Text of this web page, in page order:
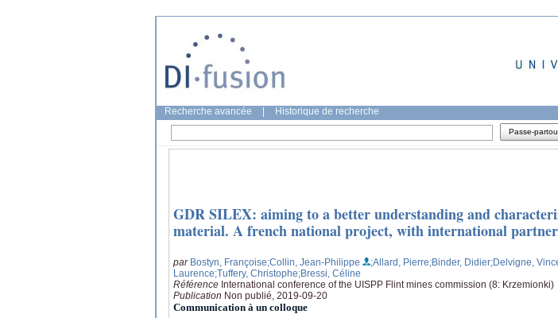
Recherche avancée Historique de recherche
Passe-
GDR SILEX: aiming to a better understanding and
material. A french national project, with international
par Bostyn, Françoise;Collin, Jean-Philippe ;Allard, Pierre;Binder, Didier;Delvigne,
Laurence;Tuffery, Christophe;Bressi, Céline
Référence International conference of the UISPP Flint mines commission (8: Krzemionki)
Publication Non publié, 2019-09-20
Communication à un colloque